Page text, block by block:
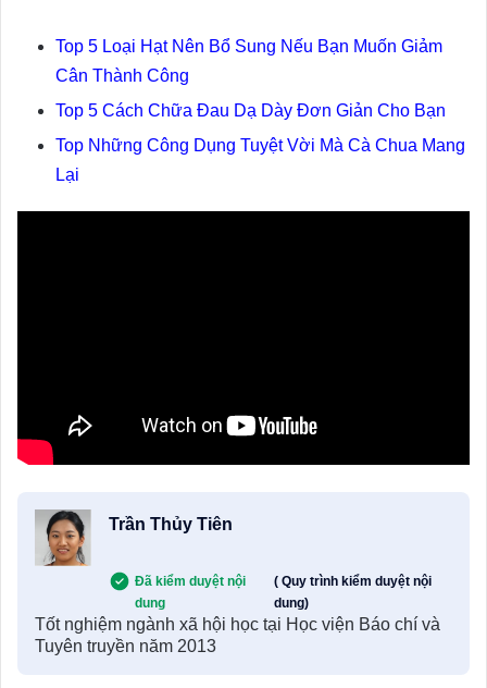
Top 5 Loại Hạt Nên Bổ Sung Nếu Bạn Muốn Giảm
Cân Thành Công
Top 5 Cách Chữa Đau Dạ Dày Đơn Giản Cho Bạn
Top Những Công Dụng Tuyệt Vời Mà Cà Chua Mang
Lại
Trần Thủy Tiên
Đã kiểm duyệt nội
dung
( Quy trình kiểm duyệt nội
dung)
Tốt nghiệm ngành xã hội học tại Học viện Báo chí và
Tuyên truyền năm 2013